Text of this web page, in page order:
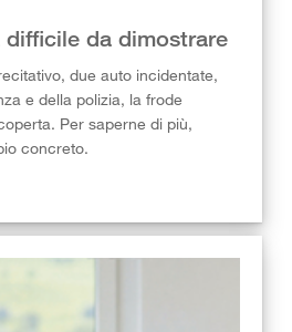
difficile da dimostrare
due auto incidentate,
e della polizia, la frode
Per saperne di più,
concreto.